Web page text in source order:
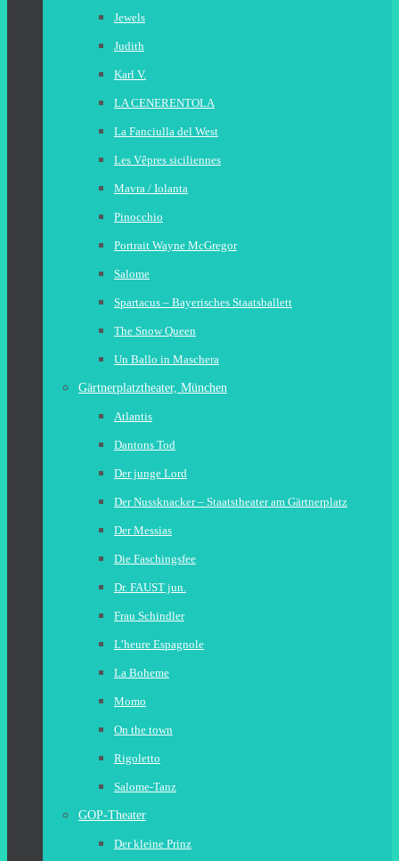
Jewels
Judith
Karl V.
LA CENERENTOLA
La Fanciulla del West
Les Vêpres siciliennes
Mavra / Iolanta
Pinocchio
Portrait Wayne McGregor
Salome
Spartacus – Bayerisches Staatsballett
The Snow Queen
Un Ballo in Maschera
Gärtnerplatztheater, München
Atlantis
Dantons Tod
Der junge Lord
Der Nussknacker – Staatstheater am Gärtnerplatz
Der Messias
Die Faschingsfee
Dr. FAUST jun.
Frau Schindler
L’heure Espagnole
La Boheme
Momo
On the town
Rigoletto
Salome-Tanz
GOP-Theater
Der kleine Prinz